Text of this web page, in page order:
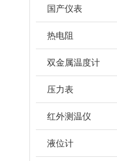
国产仪表
热电阻
双金属温度计
压力表
红外测温仪
液位计